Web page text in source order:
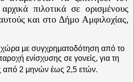
πιλοτικά σε ορισμένους
και στο Δήμο Αμφιλοχίας,
χώρα με συγχρηματοδότηση από το
ενίσχυσης σε γονείς, για τη
από 2 μηνών έως 2,5 ετών.